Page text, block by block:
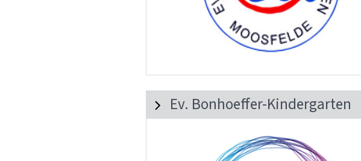
Ev. Bonhoeffer-Kindergarten